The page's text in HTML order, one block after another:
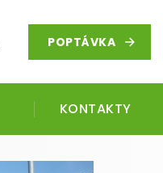
POPTÁVKA
KONTAKTY